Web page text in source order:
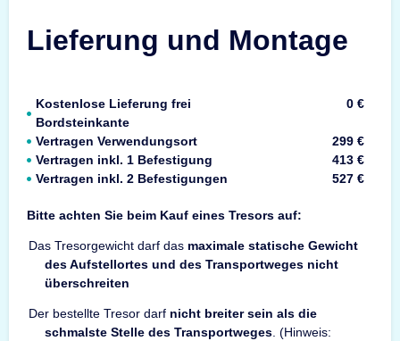
Lieferung und Montage
Kostenlose Lieferung frei
Bordsteinkante
0 €
Vertragen Verwendungsort
299 €
Vertragen inkl. 1 Befestigung
413 €
Vertragen inkl. 2 Befestigungen
527 €
Bitte achten Sie beim Kauf eines Tresors auf:
Das Tresorgewicht darf das maximale statische Gewicht
des Aufstellortes und des Transportweges nicht
überschreiten
Der bestellte Tresor darf nicht breiter sein als die
schmalste Stelle des Transportweges. (Hinweis: